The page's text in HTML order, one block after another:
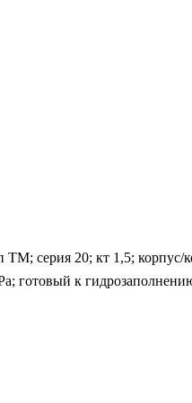
серия 20; кт 1,5; корпус/
готовый к